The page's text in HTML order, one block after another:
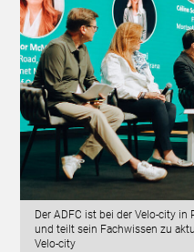
Der ADFC ist bei der Velo-city
und teilt sein Fachwissen zu
Velo-city